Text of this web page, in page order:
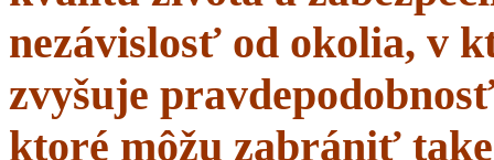
nezávislosť od okolia, v
zvyšuje
ktoré môžu zabrániť